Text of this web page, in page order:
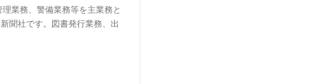
業務、警備業務等を主業務と
聞社です。図書発行業務、出